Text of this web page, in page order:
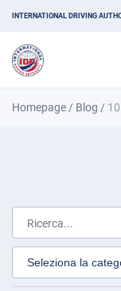
INTERNATIONAL DRIVING
Homepage / Blog /